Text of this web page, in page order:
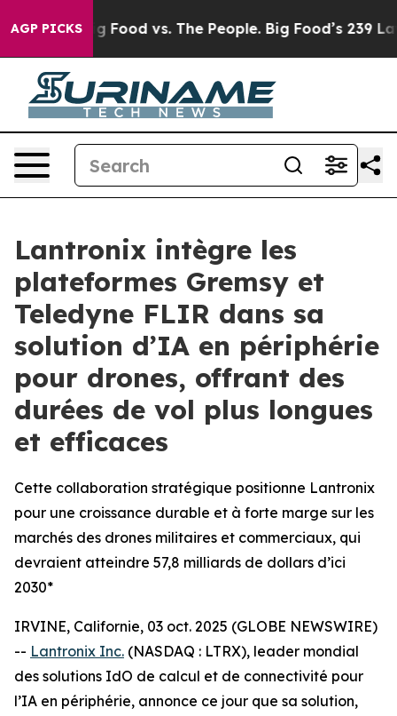
AGP PICKS
Big Food vs. The People. Big Food’s 239 Lawsuits
Lantronix intègre les
plateformes Gremsy et
Teledyne FLIR dans sa
solution d’IA en périphérie
pour drones, offrant des
durées de vol plus longues
et efficaces
Cette collaboration stratégique positionne Lantronix
pour une croissance durable et à forte marge sur les
marchés des drones militaires et commerciaux, qui
devraient atteindre 57,8 milliards de dollars d’ici
2030*
IRVINE, Californie, 03 oct. 2025 (GLOBE NEWSWIRE)
-- Lantronix Inc. (NASDAQ : LTRX), leader mondial
des solutions IdO de calcul et de connectivité pour
l’IA en périphérie, annonce ce jour que sa solution,